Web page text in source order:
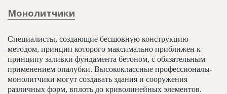
Монолитчики
Специалисты, создающие бесшовную конструкцию
методом, принцип которого максимально приближен к
принципу заливки фундамента бетоном, с обязательным
применением опалубки. Высококлассные профессионалы-
монолитчики могут создавать здания и сооружения
различных форм, вплоть до криволинейных элементов.